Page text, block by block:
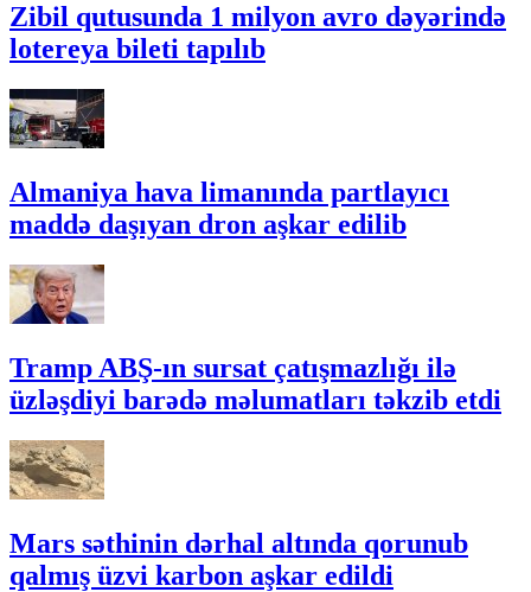
Zibil qutusunda 1 milyon avro dəyərində
lotereya bileti tapılıb
Almaniya hava limanında partlayıcı
maddə daşıyan dron aşkar edilib
Tramp ABŞ-ın sursat çatışmazlığı ilə
üzləşdiyi barədə məlumatları təkzib etdi
Mars səthinin dərhal altında qorunub
qalmış üzvi karbon aşkar edildi